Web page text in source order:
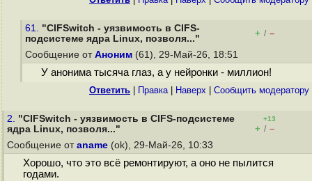
61. "CIFSwitch - уязвимость в CIFS-
подсистеме ядра Linux, позволя..."
+ / –
Сообщение от Аноним (61), 29-Май-26, 18:51
У анонима тысяча глаз, а у нейронки - миллион!
Ответить Правка| Наверх Cообщить модератору
2. "CIFSwitch - уязвимость в CIFS-подсистеме
ядра Linux, позволя..."
+13
+ / –
Сообщение от aname (ok), 29-Май-26, 10:33
Хорошо, что это всё ремонтируют, а оно не пылится
годами.